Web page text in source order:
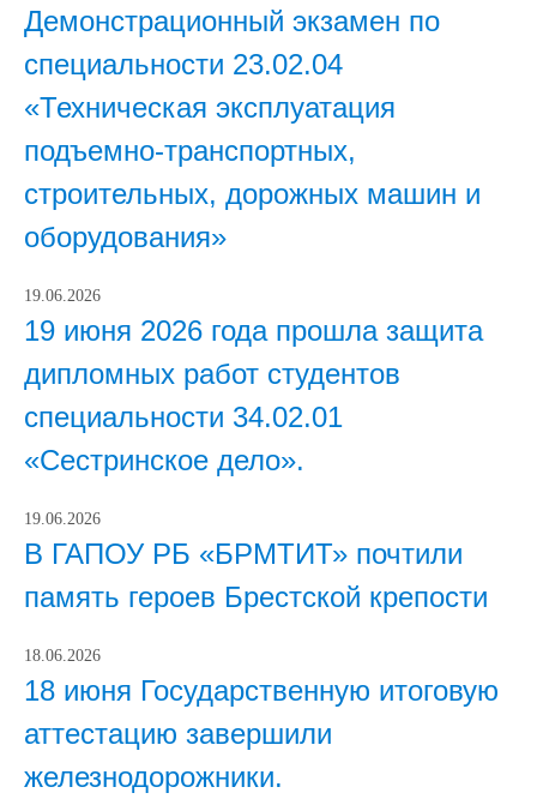
Демонстрационный экзамен по
специальности 23.02.04
«Техническая эксплуатация
подъемно-транспортных,
строительных, дорожных машин и
оборудования»
19.06.2026
19 июня 2026 года прошла защита
дипломных работ студентов
специальности 34.02.01
«Сестринское дело».
19.06.2026
В ГАПОУ РБ «БРМТИТ» почтили
память героев Брестской крепости
18.06.2026
18 июня Государственную итоговую
аттестацию завершили
железнодорожники.